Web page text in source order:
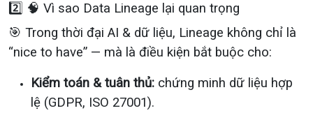
2️⃣ 🧠 Vì sao Data Lineage lại quan trọng
🎯 Trong thời đại AI & dữ liệu, Lineage không chỉ là
“nice to have” — mà là điều kiện bắt buộc cho:
Kiểm toán & tuân thủ: chứng minh dữ liệu hợp
lệ (GDPR, ISO 27001).